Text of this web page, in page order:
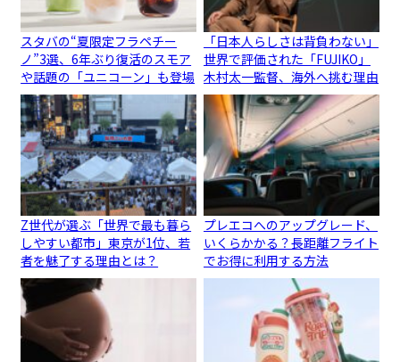
スタバの“夏限定フラペチー
ノ”3選、6年ぶり復活のスモア
や話題の「ユニコーン」も登場
「日本人らしさは背負わない」
世界で評価された「FUJIKO」
木村太一監督、海外へ挑む理由
Z世代が選ぶ「世界で最も暮ら
しやすい都市」東京が1位、若
者を魅了する理由とは？
プレエコへのアップグレード、
いくらかかる？長距離フライト
でお得に利用する方法